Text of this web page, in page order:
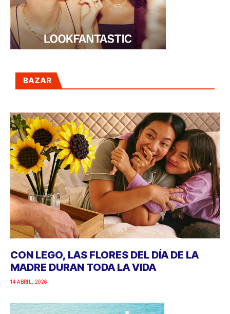
BAZAR
CON LEGO, LAS FLORES DEL DÍA DE LA
MADRE DURAN TODA LA VIDA
14 ABRIL, 2026